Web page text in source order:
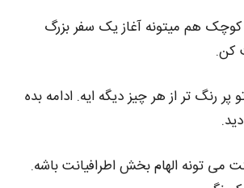
هم میتونه آغاز یک سفر بزرگ
کن.
پر رنگ‌ تر از هر چیز دیگه‌ ایه. ادامه بده
می‌ تونه الهام‌ بخش اطرافیانت باشه.